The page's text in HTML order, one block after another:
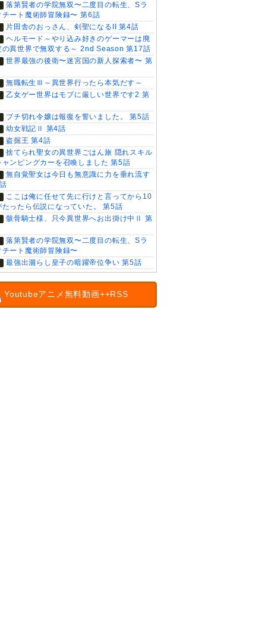
落第賢者の学院無双〜二度目の転生、Sラ
チート魔術師冒険録〜 第6話
片田舎のおっさん、剣聖になるII 第4話
ヘルモード～やり込み好きのゲーマーは廃
の異世界で無双する～ 2nd Season 第17話
世界最強の後衛〜迷宮国の新人探索者〜 第
無職転生Ⅲ～異世界行ったら本気だす～
乙女ゲー世界はモブに厳しい世界です2 第
ブチ切れ令嬢は報復を誓いました。 第5話
幼女戦記Ⅱ 第4話
盗掘王 第4話
捨てられ聖女の異世界ごはん旅 隠れスキル
ャンピングカーを召喚しました 第5話
無自覚聖女は今日も無意識に力を垂れ流す
ここは俺に任せて先に行けと言ってから10
たったら伝説になっていた。 第5話
骸骨騎士様、只今異世界へお出掛け中Ⅱ 第
落第賢者の学院無双〜二度目の転生、Sラ
チート魔術師冒険録〜
最強出涸らし皇子の暗躍帝位争い 第5話
Youtubeアニメ無料動画++RSS